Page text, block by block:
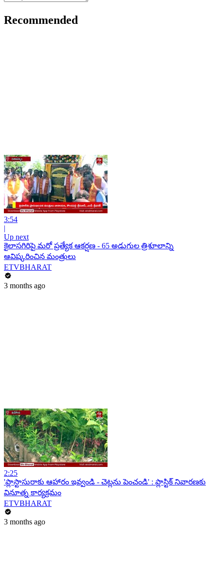
Recommended
3:54
|
Up next
కైలాసగిరిపై మరో ప్రత్యేక ఆకర్షణ - 65 అడుగుల త్రిశూలాన్ని
ఆవిష్కరించిన మంత్రులు
ETVBHARAT
3 months ago
2:25
'ప్లాస్టాసురాకు ఆహారం ఇవ్వండి - చెట్లను పెంచండి' : ప్లాస్టిక్ నివారణకు
వినూత్న కార్యక్రమం
ETVBHARAT
3 months ago